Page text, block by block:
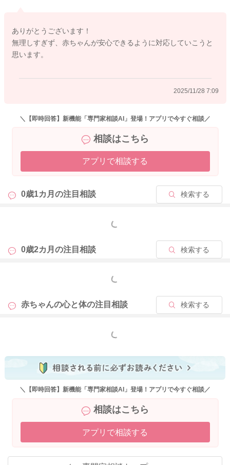
ありがとうございます！
無理しすぎず、赤ちゃんが安心できるように対応していこうと
思います。
2025/11/28 7:09
＼【即時回答】新機能「専門家相談AI」登場！アプリで今すぐ相談／
相談はこちら
アプリで相談する
0歳1カ月の注目相談 検索する
もっと見る
0歳2カ月の注目相談 検索する
もっと見る
赤ちゃんの心と体の注目相談 検索する
もっと見る
＼【即時回答】新機能「専門家相談AI」登場！アプリで今すぐ相談／
相談はこちら
アプリで相談する